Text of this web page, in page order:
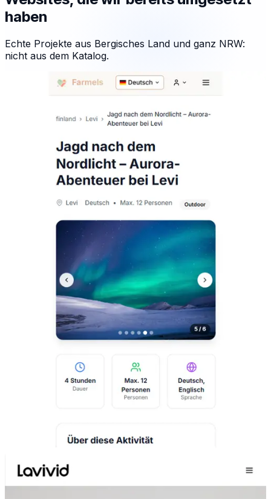
haben
Echte Projekte aus Bergisches Land und ganz NRW:
nicht aus dem Katalog.